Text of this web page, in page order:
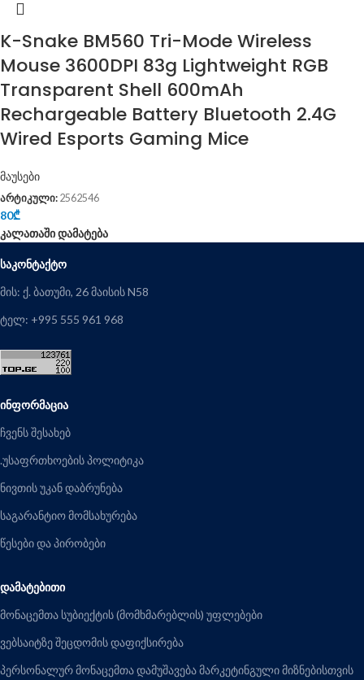
K-Snake BM560 Tri-Mode Wireless
Mouse 3600DPI 83g Lightweight RGB
Transparent Shell 600mAh
Rechargeable Battery Bluetooth 2.4G
Wired Esports Gaming Mice
მაუსები
არტიკული: 2562546
80₾
კალათაში დამატება
ᲡᲐᲙᲝᲜᲢᲐᲥᲢᲝ
მის: ქ. ბათუმი, 26 მაისის N58
ტელ: +995 555 961 968
ᲘᲜᲤᲝᲠᲛᲐᲪᲘᲐ
ჩვენს შესახებ
.უსაფრთხოების პოლიტიკა
ნივთის უკან დაბრუნება
საგარანტიო მომსახურება
წესები და პირობები
ᲓᲐᲛᲐᲢᲔᲑᲘᲗᲘ
მონაცემთა სუბიექტის (მომხმარებლის) უფლებები
ვებსაიტზე შეცდომის დაფიქსირება
პერსონალურ მონაცემთა დამუშავება მარკეტინგული მიზნებისთვის